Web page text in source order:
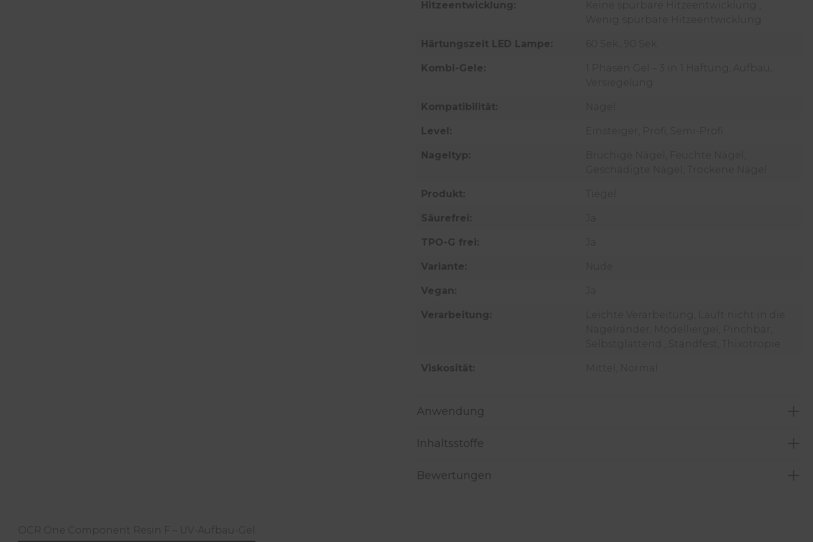
Hitzeentwicklung:
Keine spürbare Hitzeentwicklung ,
Wenig spürbare Hitzeentwicklung
Härtungszeit LED Lampe: 60 Sek., 90 Sek.
Kombi-Gele:
1 Phasen Gel – 3 in 1 Haftung, Aufbau,
Versiegelung
Kompatibilität: Nagel
Level: Einsteiger, Profi, Semi-Profi
Nageltyp:
Brüchige Nägel, Feuchte Nägel,
Geschädigte Nägel, Trockene Nägel
Produkt: Tiegel
Säurefrei: Ja
TPO-G frei: Ja
Variante: Nude
Vegan: Ja
Verarbeitung:
Leichte Verarbeitung, Läuft nicht in die
Nagelränder, Modelliergel, Pinchbar,
Selbstglättend , Standfest, Thixotropie
Viskosität: Mittel, Normal
Anwendung
Inhaltsstoffe
Bewertungen
OCR One Component Resin F – UV-Aufbau-Gel